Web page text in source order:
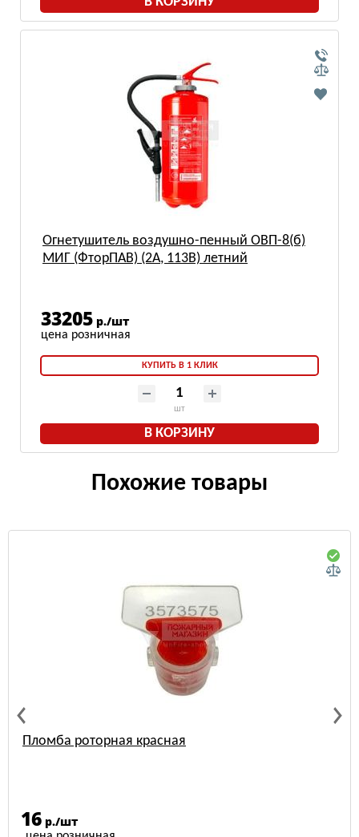
Огнетушитель воздушно-пенный ОВП-8(б)
МИГ (ФторПАВ) (2А, 113В) летний
33205 р./шт
КУПИТЬ В 1 КЛИК
шт
В КОРЗИНУ
Похожие товары
Пломба роторная красная
16 р./шт